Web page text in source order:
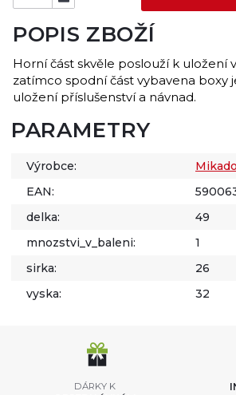
POPIS ZBOŽÍ
Horní část skvěle poslouží k uložení
zatímco spodní část vybavena boxy
uložení příslušenství a návnad.
PARAMETRY
Výrobce:
Mikado
EAN:
delka:
49
mnozstvi_v_baleni:
1
sirka:
26
vyska:
32
DÁRKY K